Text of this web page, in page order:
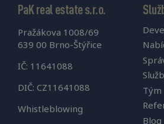
PaK real estate s.r.o.
Pražákova 1008/69
639 00 Brno-Štýřice
IČ: 11641088
DIČ: CZ11641088
Whistleblowing
Tým
Blog